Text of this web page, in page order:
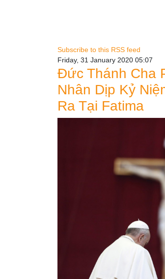
Subscribe to this RSS feed
Friday, 31 January 2020 05:07
Đức Thánh Cha
Nhân Dịp Kỷ
Ra Tại Fatima